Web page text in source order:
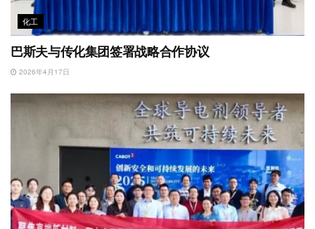
化工
巴斯夫与传化集团签署战略合作协议
2026年4月17日